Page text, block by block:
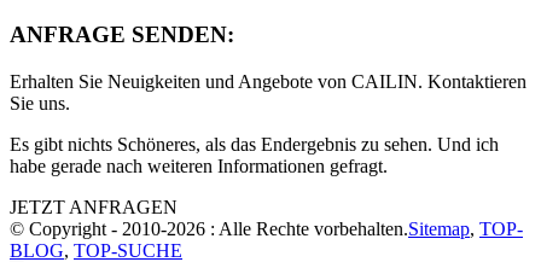
ANFRAGE SENDEN:
Erhalten Sie Neuigkeiten und Angebote von CAILIN. Kontaktieren
Sie uns.
Es gibt nichts Schöneres, als das Endergebnis zu sehen. Und ich
habe gerade nach weiteren Informationen gefragt.
JETZT ANFRAGEN
© Copyright - 2010-2026 : Alle Rechte vorbehalten.Sitemap, TOP-
BLOG, TOP-SUCHE